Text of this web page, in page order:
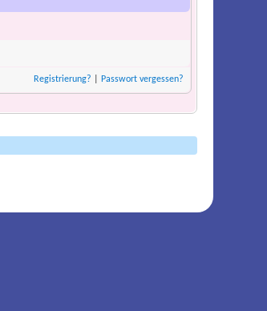
Registrierung? Passwort vergessen?